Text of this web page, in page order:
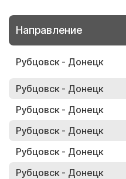
Направление
Рубцовск - Донецк
Рубцовск - Донецк
Рубцовск - Донецк
Рубцовск - Донецк
Рубцовск - Донецк
Рубцовск - Донецк